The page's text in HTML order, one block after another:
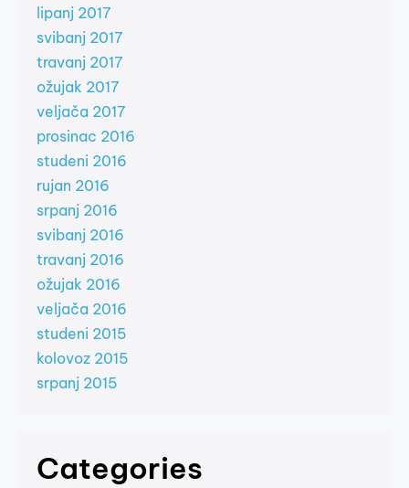
lipanj 2017
svibanj 2017
travanj 2017
ožujak 2017
veljača 2017
prosinac 2016
studeni 2016
rujan 2016
srpanj 2016
svibanj 2016
travanj 2016
ožujak 2016
veljača 2016
studeni 2015
kolovoz 2015
srpanj 2015
Categories